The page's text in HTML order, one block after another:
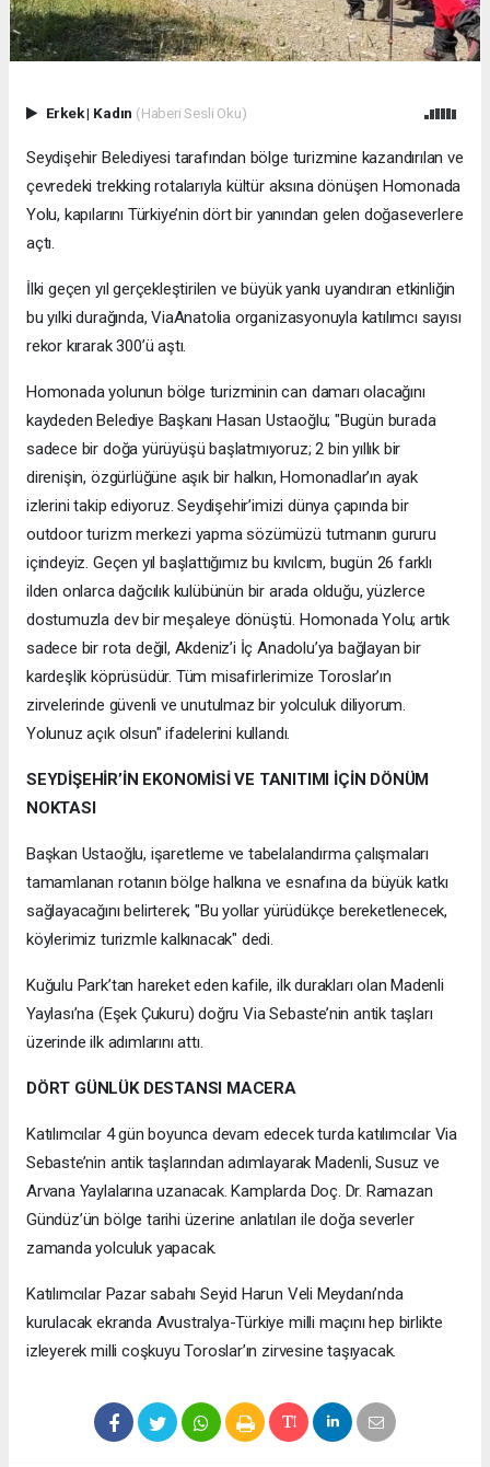
Erkek| Kadın (Haberi Sesli Oku)
Seydişehir Belediyesi tarafından bölge turizmine kazandırılan ve
çevredeki trekking rotalarıyla kültür aksına dönüşen Homonada
Yolu, kapılarını Türkiye’nin dört bir yanından gelen doğaseverlere
açtı.
İlki geçen yıl gerçekleştirilen ve büyük yankı uyandıran etkinliğin
bu yılki durağında, ViaAnatolia organizasyonuyla katılımcı sayısı
rekor kırarak 300’ü aştı.
Homonada yolunun bölge turizminin can damarı olacağını
kaydeden Belediye Başkanı Hasan Ustaoğlu; "Bugün burada
sadece bir doğa yürüyüşü başlatmıyoruz; 2 bin yıllık bir
direnişin, özgürlüğüne aşık bir halkın, Homonadlar’ın ayak
izlerini takip ediyoruz. Seydişehir’imizi dünya çapında bir
outdoor turizm merkezi yapma sözümüzü tutmanın gururu
içindeyiz. Geçen yıl başlattığımız bu kıvılcım, bugün 26 farklı
ilden onlarca dağcılık kulübünün bir arada olduğu, yüzlerce
dostumuzla dev bir meşaleye dönüştü. Homonada Yolu; artık
sadece bir rota değil, Akdeniz’i İç Anadolu’ya bağlayan bir
kardeşlik köprüsüdür. Tüm misafirlerimize Toroslar’ın
zirvelerinde güvenli ve unutulmaz bir yolculuk diliyorum.
Yolunuz açık olsun" ifadelerini kullandı.
SEYDİŞEHİR’İN EKONOMİSİ VE TANITIMI İÇİN DÖNÜM
NOKTASI
Başkan Ustaoğlu, işaretleme ve tabelalandırma çalışmaları
tamamlanan rotanın bölge halkına ve esnafına da büyük katkı
sağlayacağını belirterek; "Bu yollar yürüdükçe bereketlenecek,
köylerimiz turizmle kalkınacak" dedi.
Kuğulu Park’tan hareket eden kafile, ilk durakları olan Madenli
Yaylası’na (Eşek Çukuru) doğru Via Sebaste’nin antik taşları
üzerinde ilk adımlarını attı.
DÖRT GÜNLÜK DESTANSI MACERA
Katılımcılar 4 gün boyunca devam edecek turda katılımcılar Via
Sebaste’nin antik taşlarından adımlayarak Madenli, Susuz ve
Arvana Yaylalarına uzanacak. Kamplarda Doç. Dr. Ramazan
Gündüz’ün bölge tarihi üzerine anlatıları ile doğa severler
zamanda yolculuk yapacak.
Katılımcılar Pazar sabahı Seyid Harun Veli Meydanı’nda
kurulacak ekranda Avustralya-Türkiye milli maçını hep birlikte
izleyerek milli coşkuyu Toroslar’ın zirvesine taşıyacak.